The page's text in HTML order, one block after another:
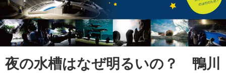
夜の水槽はなぜ明るいの？ 鴨川